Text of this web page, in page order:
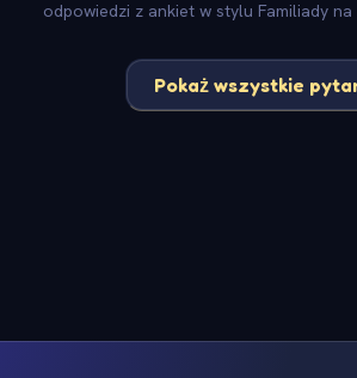
odpowiedzi z ankiet w stylu Familiady
Pokaż wszystkie